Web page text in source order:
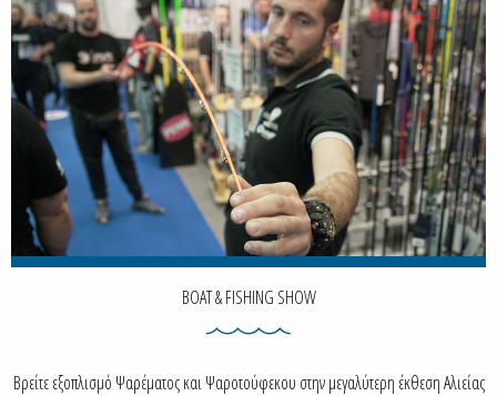
BOAT & FISHING SHOW
Βρείτε εξοπλισμό Ψαρέματος και Ψαροτούφεκου στην μεγαλύτερη έκθεση Αλιείας